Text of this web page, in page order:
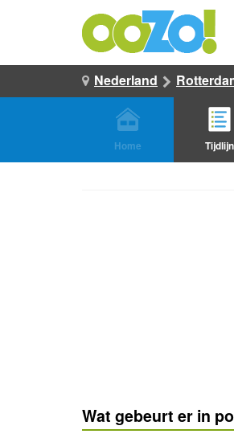
Nederland
Home Tijdlijn
Wat gebeurt er in